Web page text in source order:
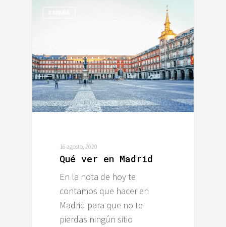
16 agosto, 2020
Qué ver en Madrid
En la nota de hoy te
contamos que hacer en
Madrid para que no te
pierdas ningún sitio